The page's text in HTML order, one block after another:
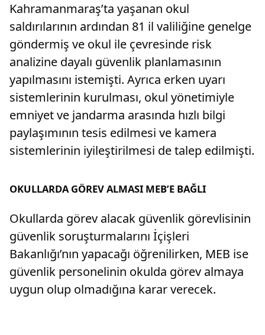
Kahramanmaraş’ta yaşanan okul
saldırılarının ardından 81 il valiliğine genelge
göndermiş ve okul ile çevresinde risk
analizine dayalı güvenlik planlamasının
yapılmasını istemişti. Ayrıca erken uyarı
sistemlerinin kurulması, okul yönetimiyle
emniyet ve jandarma arasında hızlı bilgi
paylaşımının tesis edilmesi ve kamera
sistemlerinin iyileştirilmesi de talep edilmişti.
OKULLARDA GÖREV ALMASI MEB’E BAĞLI
Okullarda görev alacak güvenlik görevlisinin
güvenlik soruşturmalarını İçişleri
Bakanlığı’nın yapacağı öğrenilirken, MEB ise
güvenlik personelinin okulda görev almaya
uygun olup olmadığına karar verecek.